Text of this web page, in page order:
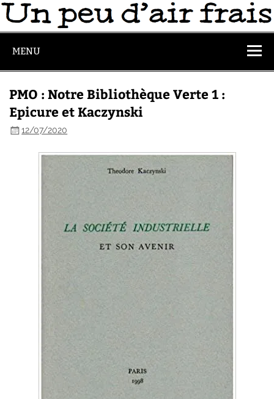
MENU
PMO : Notre Bibliothèque Verte 1 :
Epicure et Kaczynski
12/07/2020